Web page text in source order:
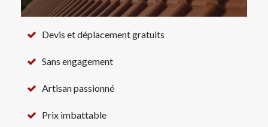
Devis et déplacement gratuits
Sans engagement
Artisan passionné
Prix imbattable